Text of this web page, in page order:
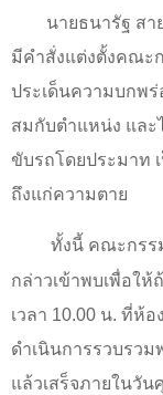
นายธนารัฐ สา
มีคำสั่งแต่งตั้งคณะ
ประเด็นความบกพ
สมกับตำแหน่ง แล
ขับรถโดยประมาท
ถึงแก่ความตาย
ทั้งนี้ คณะกรร
กล่าวเข้าพบเพื่อใ
เวลา 10.00 น. ที่ห้
ดำเนินการรวบรว
แล้วเสร็จภายในวัน